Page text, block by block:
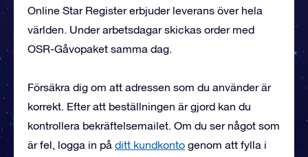
Online Star Register erbjuder leverans över hela
världen. Under arbetsdagar skickas order med
OSR-Gåvopaket samma dag.
Försäkra dig om att adressen som du använder är
korrekt. Efter att beställningen är gjord kan du
kontrollera bekräftelsemailet. Om du ser något som
är fel, logga in på ditt kundkonto genom att fylla i